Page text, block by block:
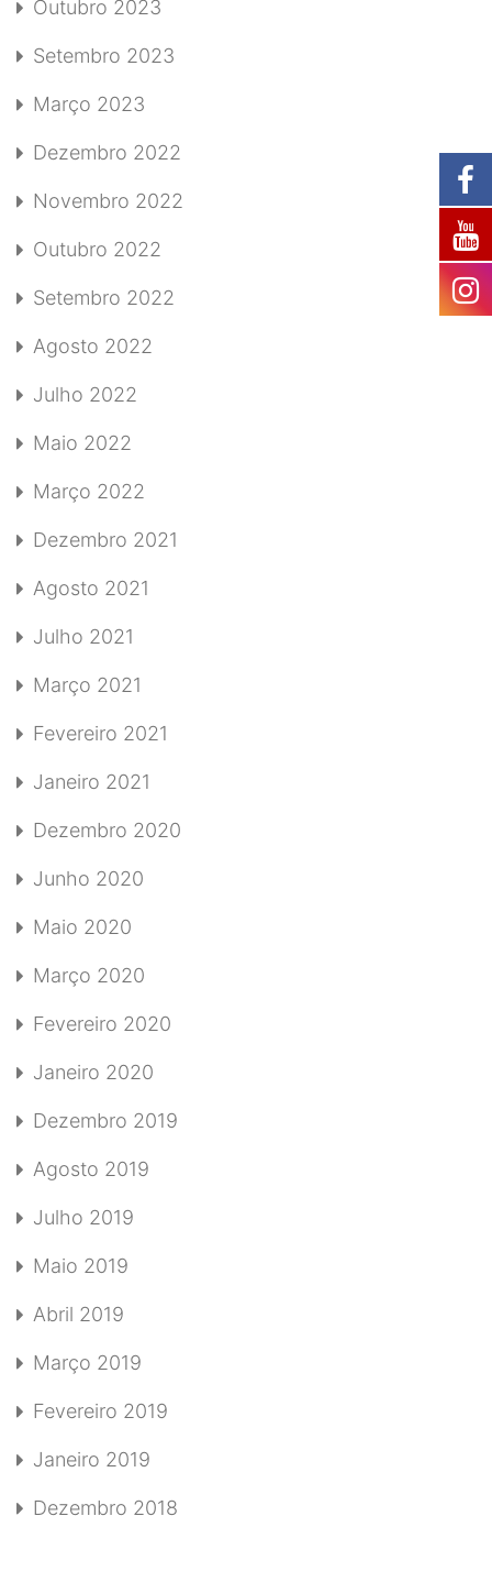
Outubro 2023
Setembro 2023
Março 2023
Dezembro 2022
Novembro 2022
Outubro 2022
Setembro 2022
Agosto 2022
Julho 2022
Maio 2022
Março 2022
Dezembro 2021
Agosto 2021
Julho 2021
Março 2021
Fevereiro 2021
Janeiro 2021
Dezembro 2020
Junho 2020
Maio 2020
Março 2020
Fevereiro 2020
Janeiro 2020
Dezembro 2019
Agosto 2019
Julho 2019
Maio 2019
Abril 2019
Março 2019
Fevereiro 2019
Janeiro 2019
Dezembro 2018